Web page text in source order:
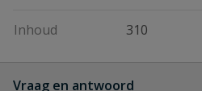
Inhoud 310
Vraag en antwoord